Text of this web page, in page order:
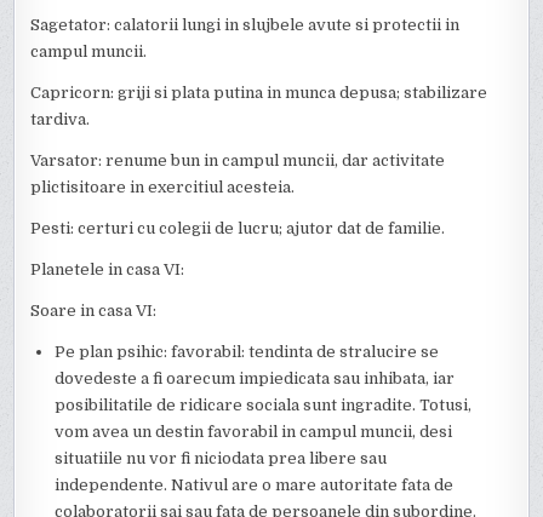
Sagetator: calatorii lungi in slujbele avute si protectii in
campul muncii.
Capricorn: griji si plata putina in munca depusa; stabilizare
tardiva.
Varsator: renume bun in campul muncii, dar activitate
plictisitoare in exercitiul acesteia.
Pesti: certuri cu colegii de lucru; ajutor dat de familie.
Planetele in casa VI:
Soare in casa VI:
Pe plan psihic: favorabil: tendinta de stralucire se
dovedeste a fi oarecum impiedicata sau inhibata, iar
posibilitatile de ridicare sociala sunt ingradite. Totusi,
vom avea un destin favorabil in campul muncii, desi
situatiile nu vor fi niciodata prea libere sau
independente. Nativul are o mare autoritate fata de
colaboratorii sai sau fata de persoanele din subordine.